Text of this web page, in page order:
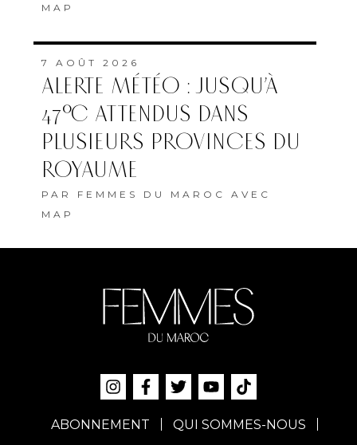
MAP
7 AOÛT 2026
ALERTE MÉTÉO : JUSQU’À
47°C ATTENDUS DANS
PLUSIEURS PROVINCES DU
ROYAUME
PAR FEMMES DU MAROC AVEC
MAP
ABONNEMENT QUI SOMMES-NOUS